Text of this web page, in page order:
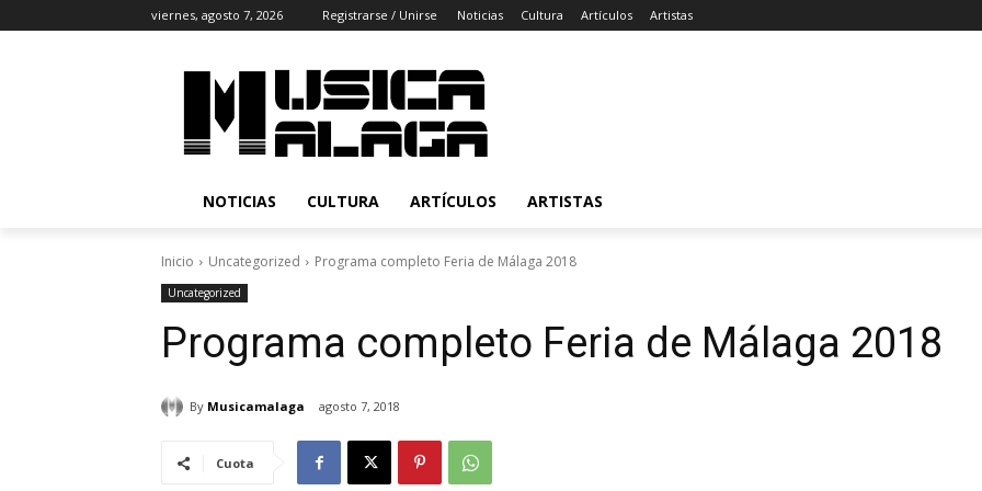
viernes, agosto 7, 2026 Registrarse / Unirse Noticias Cultura Artículos Artistas
NOTICIAS CULTURA ARTÍCULOS ARTISTAS
Inicio Uncategorized Programa completo Feria de Málaga 2018
Uncategorized
Programa completo Feria de Málaga 2018
By Musicamalaga agosto 7, 2018
Cuota